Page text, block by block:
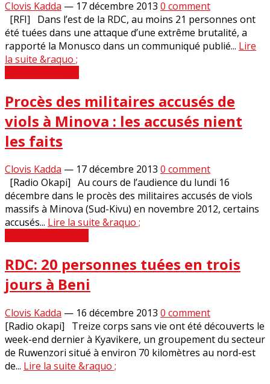
Clovis Kadda — 17 décembre 2013 0 comment
[RFI] Dans l’est de la RDC, au moins 21 personnes ont
été tuées dans une attaque d’une extrême brutalité, a
rapporté la Monusco dans un communiqué publié... Lire
la suite &raquo ;
Procès des militaires accusés de
viols à Minova : les accusés nient
les faits
Clovis Kadda — 17 décembre 2013 0 comment
[Radio Okapi] Au cours de l’audience du lundi 16
décembre dans le procès des militaires accusés de viols
massifs à Minova (Sud-Kivu) en novembre 2012, certains
accusés... Lire la suite &raquo ;
RDC: 20 personnes tuées en trois
jours à Beni
Clovis Kadda — 16 décembre 2013 0 comment
[Radio okapi] Treize corps sans vie ont été découverts le
week-end dernier à Kyavikere, un groupement du secteur
de Ruwenzori situé à environ 70 kilomètres au nord-est
de... Lire la suite &raquo ;